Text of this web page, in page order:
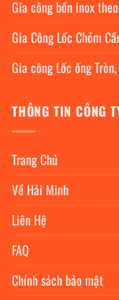
Gia công bồn inox
Gia Công Lốc Chỏm
Gia công Lốc ống
THÔNG TIN CÔNG
Trang Chủ
Về Hải Minh
Liên Hệ
FAQ
Chính sách bảo mật